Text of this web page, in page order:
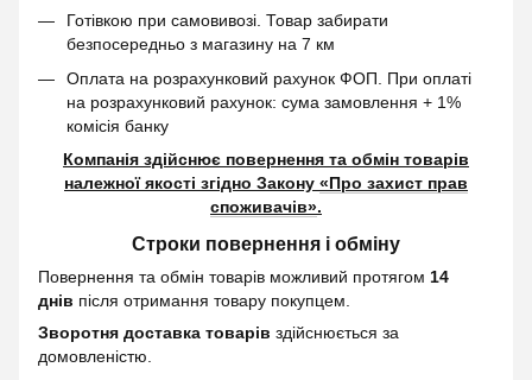
Готівкою при самовивозі. Товар забирати
безпосередньо з магазину на 7 км
Оплата на розрахунковий рахунок ФОП. При оплаті
на розрахунковий рахунок: сума замовлення + 1%
комісія банку
Компанія здійснює повернення та обмін товарів
належної якості згідно Закону «Про захист прав
споживачів».
Строки повернення і обміну
Повернення та обмін товарів можливий протягом 14
днів після отримання товару покупцем.
Зворотня доставка товарів здійснюється за
домовленістю.